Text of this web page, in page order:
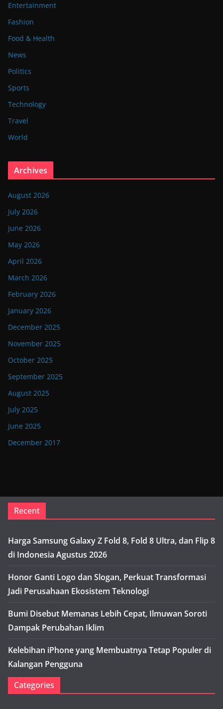
Entertainment
Fashion
Food & Health
News
Politics
Sports
Technology
Travel
World
Archives
August 2026
July 2026
June 2026
May 2026
April 2026
March 2026
February 2026
January 2026
December 2025
November 2025
October 2025
September 2025
August 2025
July 2025
June 2025
December 2017
Recent
Harga Samsung Galaxy Z Fold 8, Fold 8 Ultra, dan Flip 8
di Indonesia Agustus 2026
Honor Ganti Logo dan Slogan, Perkuat Transformasi
Jadi Perusahaan Ekosistem Teknologi
Bumi Disebut Memanas Lebih Cepat, Ilmuwan Soroti
Dampak Perubahan Iklim
Kelebihan iPhone yang Membuatnya Tetap Populer di
Kalangan Pengguna
Categories